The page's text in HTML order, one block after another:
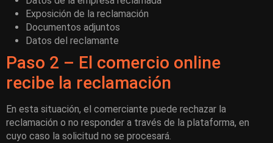
Exposición de la reclamación
Documentos adjuntos
Datos del reclamante
Paso 2 – El comercio online
recibe la reclamación
En esta situación, el comerciante puede rechazar la
reclamación o no responder a través de la plataforma, en
cuyo caso la solicitud no se procesará.